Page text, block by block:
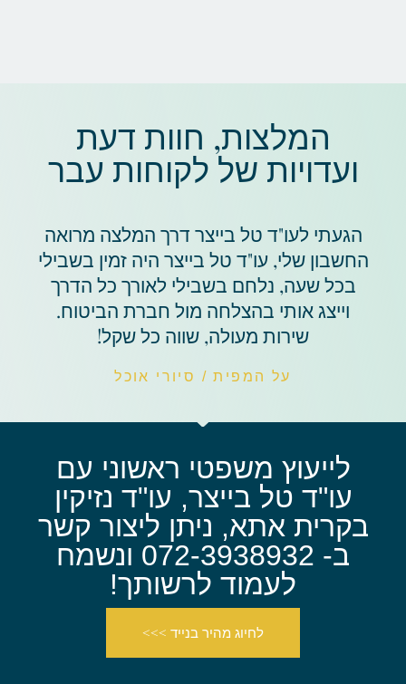
המלצות, חוות דעת
ועדויות של לקוחות עבר
הגעתי לעו"ד טל בייצר דרך המלצה מרואה
החשבון שלי, עו"ד טל בייצר היה זמין בשבילי
בכל שעה, נלחם בשבילי לאורך כל הדרך
וייצג אותי בהצלחה מול חברת הביטוח.
שירות מעולה, שווה כל שקל!
על המפית / סיורי אוכל
לייעוץ משפטי ראשוני עם
עו"ד טל בייצר, עו"ד נזיקין
בקרית אתא, ניתן ליצור קשר
ב- 072-3938932 ונשמח
לעמוד לרשותך!
לחיוג מהיר בנייד >>>